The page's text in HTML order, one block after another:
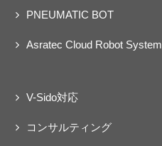
PNEUMATIC BOT
Asratec Cloud Robot System
V-Sido対応
コンサルティング